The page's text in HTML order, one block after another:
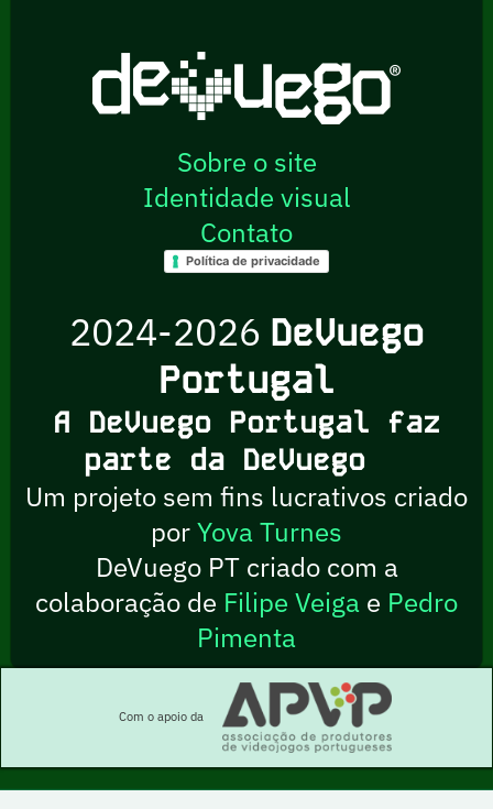
Sobre o site
Identidade visual
Contato
Política de privacidade
2024-2026 DeVuego
Portugal
A DeVuego Portugal faz
parte da DeVuego
Um projeto sem fins lucrativos criado
porYova Turnes
DeVuego PT criado com a
colaboração de Filipe Veiga e Pedro
Pimenta
Com o apoio da